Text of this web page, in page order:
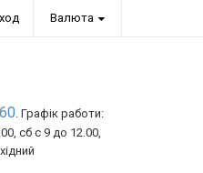
Валюта
. Графік работи:
сб с 9 до 12.00,